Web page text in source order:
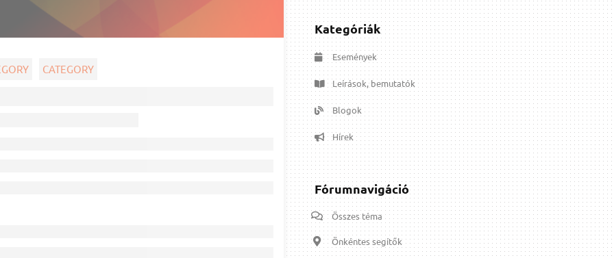
CATEGORY
Kategóriák
Események
Leírások, bemutatók
Blogok
Hírek
Fórumnavigáció
Összes téma
Önkéntes segítők